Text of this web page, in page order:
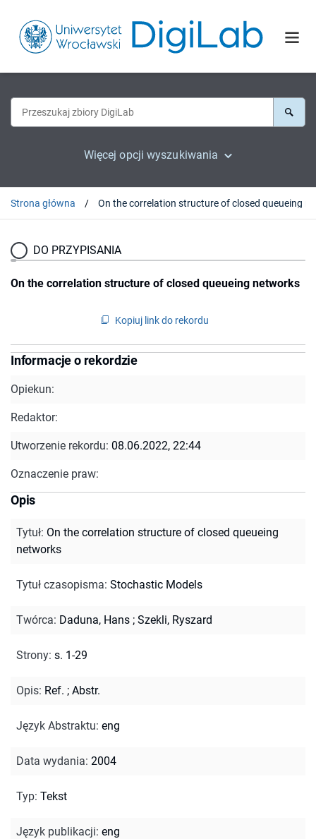
Więcej opcji wyszukiwania
Strona główna
DO PRZYPISANIA
On the correlation structure of closed queueing networks
Kopiuj link do rekordu
Informacje o rekordzie
Opiekun:
Redaktor:
Utworzenie rekordu: 08.06.2022, 22:44
Oznaczenie praw:
Opis
Tytuł: On the correlation structure of closed queueing
networks
Tytuł czasopisma: Stochastic Models
Twórca: Daduna, Hans ; Szekli, Ryszard
Strony: s. 1-29
Opis: Ref. ; Abstr.
Język Abstraktu: eng
Data wydania: 2004
Typ: Tekst
Język publikacji: eng